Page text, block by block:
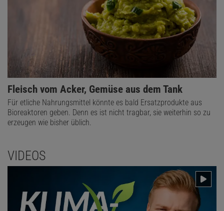
Fleisch vom Acker, Gemüse aus dem Tank
Für etliche Nahrungsmittel könnte es bald Ersatzprodukte aus
Bioreaktoren geben. Denn es ist nicht tragbar, sie weiterhin so zu
erzeugen wie bisher üblich.
VIDEOS